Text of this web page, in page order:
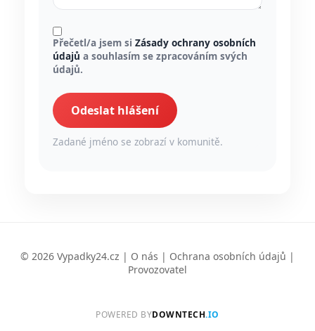
Přečetl/a jsem si Zásady ochrany osobních
údajů a souhlasím se zpracováním svých
údajů.
Odeslat hlášení
Zadané jméno se zobrazí v komunitě.
© 2026 Vypadky24.cz | O nás | Ochrana osobních údajů |
Provozovatel
POWERED BYDOWNTECH.IO